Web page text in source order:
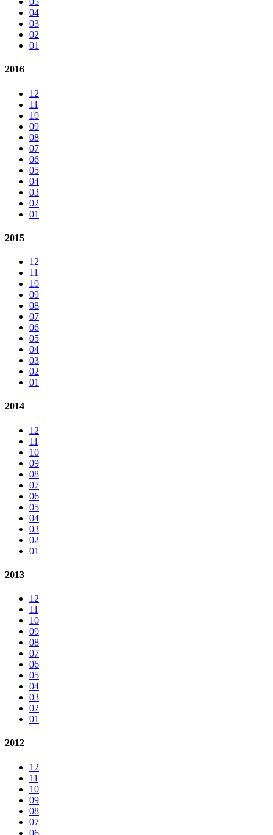
04
03
02
01
2016
12
11
10
09
08
07
06
05
04
03
02
01
2015
12
11
10
09
08
07
06
05
04
03
02
01
2014
12
11
10
09
08
07
06
05
04
03
02
01
2013
12
11
10
09
08
07
06
05
04
03
02
01
2012
12
11
10
09
08
07
06